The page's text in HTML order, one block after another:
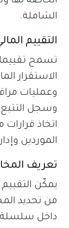
الشاملة.
التقييم
تسمح
الاستقرار
وعمليات
وسجل
اتخاذ قرارات
الموردين
تعريف
يمكّن
من تحديد
داخل سلسلة